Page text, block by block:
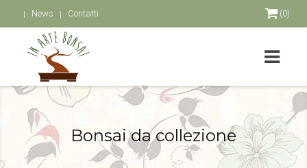
News Contatti (0)
Bonsai da collezione